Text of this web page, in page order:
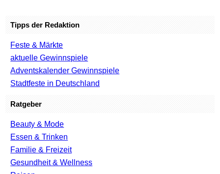
Tipps der Redaktion
Feste & Märkte
aktuelle Gewinnspiele
Adventskalender Gewinnspiele
Stadtfeste in Deutschland
Ratgeber
Beauty & Mode
Essen & Trinken
Familie & Freizeit
Gesundheit & Wellness